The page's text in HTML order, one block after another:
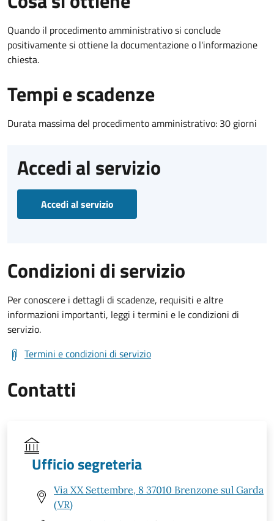
Quando il procedimento amministrativo si conclude
positivamente si ottiene la documentazione o l'informazione
chiesta.
Tempi e scadenze
Durata massima del procedimento amministrativo: 30 giorni
Accedi al servizio
Accedi al servizio
Condizioni di servizio
Per conoscere i dettagli di scadenze, requisiti e altre
informazioni importanti, leggi i termini e le condizioni di
servizio.
Termini e condizioni di servizio
Contatti
Ufficio segreteria
Via XX Settembre, 8 37010 Brenzone sul Garda
(VR)